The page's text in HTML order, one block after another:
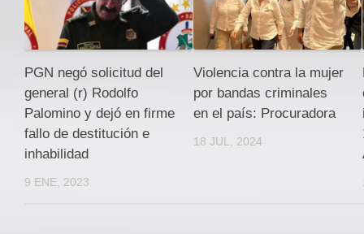
PGN negó solicitud del
general (r) Rodolfo
Palomino y dejó en firme
fallo de destitución e
inhabilidad
9 ENE, 2023
Violencia contra la mujer
por bandas criminales
en el país: Procuradora
18 JUL, 2024